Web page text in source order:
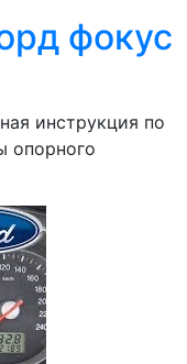
фокус
инструкция по
опорного